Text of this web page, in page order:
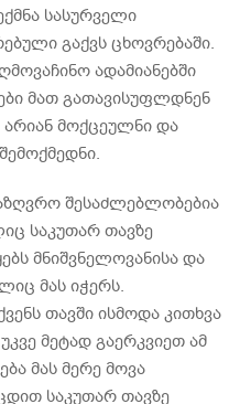
სასურველი
გაქვს ცხოვრებაში.
ადამიანებში
მათ გათავისუფლდნენ
მოქცეულნი და
შესაძლებლობებია
საკუთარ თავზე
მნიშვნელოვანისა და
მას იჭერს.
თავში ისმოდა კითხვა
მეტად გაერკვიეთ ამ
მას მერე მოვა
საკუთარ თავზე